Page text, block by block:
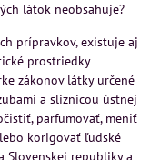
látok neobsahuje?
prípravkov, existuje aj
prostriedky
zákonov látky určené
a sliznicou ústnej
parfumovať, meniť
korigovať ľudské
Slovenskej republiky a